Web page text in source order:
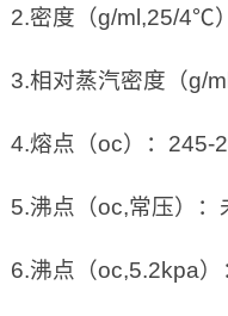
2.密度（g/ml,25/4℃
3.相对蒸汽密度（g/
4.熔点（oc）：245-
5.沸点（oc,常压）：
6.沸点（oc,5.2kpa）